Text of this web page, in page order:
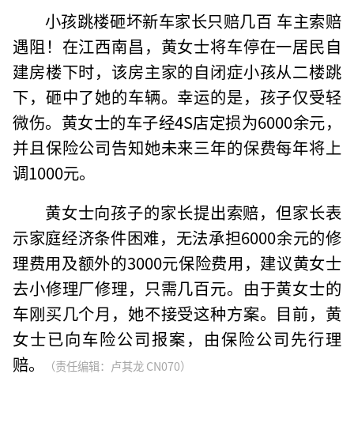
小孩跳楼砸坏新车家长只赔几百 车主索赔
遇阻！在江西南昌，黄女士将车停在一居民自
建房楼下时，该房主家的自闭症小孩从二楼跳
下，砸中了她的车辆。幸运的是，孩子仅受轻
微伤。黄女士的车子经4S店定损为6000余元，
并且保险公司告知她未来三年的保费每年将上
调1000元。
黄女士向孩子的家长提出索赔，但家长表
示家庭经济条件困难，无法承担6000余元的修
理费用及额外的3000元保险费用，建议黄女士
去小修理厂修理，只需几百元。由于黄女士的
车刚买几个月，她不接受这种方案。目前，黄
女士已向车险公司报案，由保险公司先行理
赔。
（责任编辑：卢其龙 CN070）